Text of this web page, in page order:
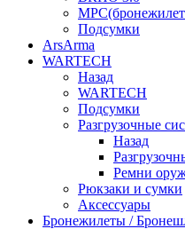
Подсумки
ArsArma
WARTECH
Назад
WARTECH
Подсумки
Разгрузочные
Назад
Ремни
Рюкзаки и сумки
Аксессуары
Бронежилеты /